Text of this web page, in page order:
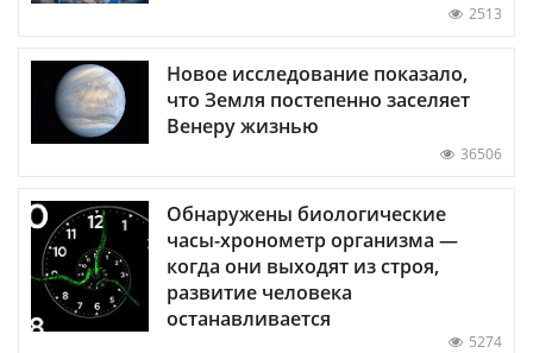
2513
Новое исследование показало,
что Земля постепенно заселяет
Венеру жизнью
36506
Обнаружены биологические
часы-хронометр организма —
когда они выходят из строя,
развитие человека
останавливается
5274